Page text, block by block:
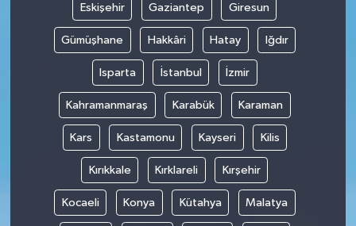
Eskişehir Gaziantep Giresun
Gümüşhane Hakkâri Hatay Iğdır
Isparta İstanbul İzmir
Kahramanmaraş Karabük Karaman
Kars Kastamonu Kayseri Kilis
Kırıkkale Kırklareli Kırşehir
Kocaeli Konya Kütahya Malatya